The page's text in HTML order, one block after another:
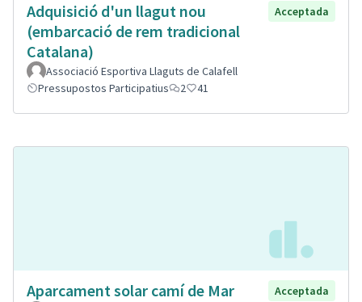
Adquisició d'un llagut nou
(embarcació de rem tradicional
Catalana)
Acceptada
Associació Esportiva Llaguts de Calafell
Pressupostos Participatius
2 41
Aparcament solar camí de Mar
Acceptada